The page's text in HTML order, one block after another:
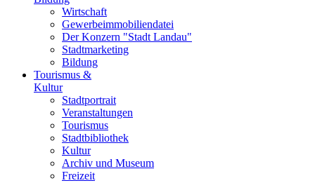
Wirtschaft
Gewerbeimmobiliendatei
Der Konzern "Stadt Landau"
Stadtmarketing
Bildung
Tourismus &
Kultur
Stadtportrait
Veranstaltungen
Tourismus
Stadtbibliothek
Kultur
Archiv und Museum
Freizeit